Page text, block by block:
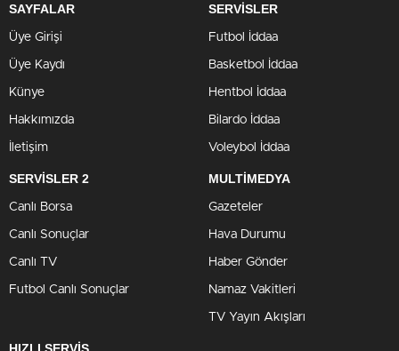
SAYFALAR
Üye Girişi
Üye Kaydı
Künye
Hakkımızda
İletişim
SERVİSLER
Futbol İddaa
Basketbol İddaa
Hentbol İddaa
Bilardo İddaa
Voleybol İddaa
SERVİSLER 2
Canlı Borsa
Canlı Sonuçlar
Canlı TV
Futbol Canlı Sonuçlar
MULTİMEDYA
Gazeteler
Hava Durumu
Haber Gönder
Namaz Vakitleri
TV Yayın Akışları